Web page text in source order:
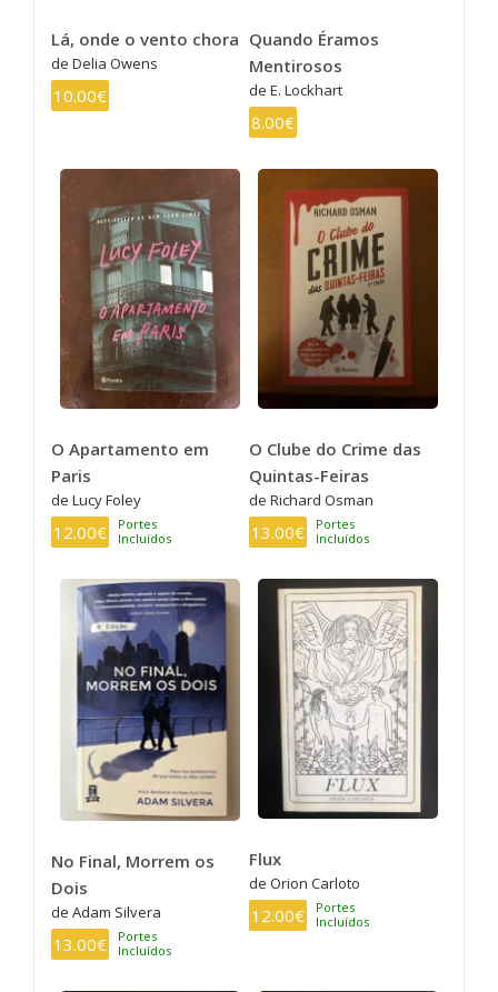
Lá, onde o vento chora
de Delia Owens
10.00€
Quando Éramos
Mentirosos
de E. Lockhart
8.00€
O Apartamento em
Paris
de Lucy Foley
12.00€
Portes
Incluídos
O Clube do Crime das
Quintas-Feiras
de Richard Osman
13.00€
Portes
Incluídos
No Final, Morrem os
Dois
de Adam Silvera
13.00€
Portes
Incluídos
Flux
de Orion Carloto
12.00€
Portes
Incluídos